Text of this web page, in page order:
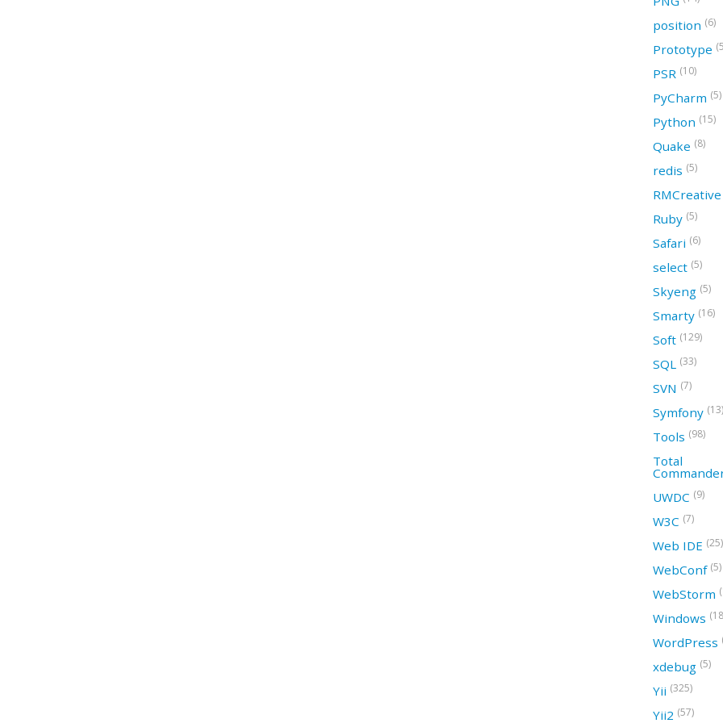
position (6)
Prototype
PSR (10)
PyCharm (5)
Python (15)
Quake (8)
redis (5)
RMCreative
Ruby (5)
Safari (6)
select (5)
Skyeng (5)
Smarty (16)
Soft (129)
SQL (33)
SVN (7)
Symfony (13)
Tools (98)
Total
UWDC (9)
W3C (7)
Web IDE (25)
WebConf (5)
WebStorm
Windows
WordPress
xdebug (5)
Yii (325)
Yii2 (57)